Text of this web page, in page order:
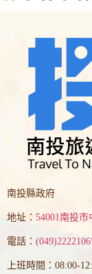
南投縣政府
地址： 54001南投市
電話：
上班時間：08:00-